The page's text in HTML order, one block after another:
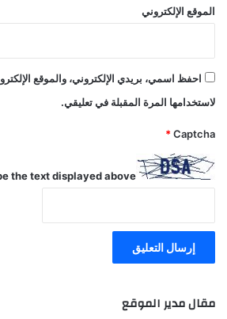
الموقع الإلكتروني
احفظ اسمي، بريدي الإلكتروني، والموقع
لاستخدامها المرة المقبلة في تعليقي.
Captcha
*
the text displayed above:
مقال مدير الموقع